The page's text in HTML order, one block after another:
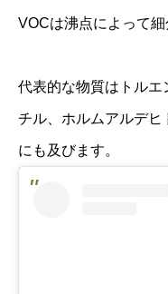
VOCは沸点によって細
代表的な物質はトルエ
チル、ホルムアルデ
にも及びます。